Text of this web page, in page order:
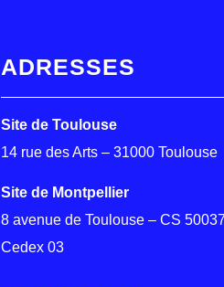
ADRESSES
Site de Toulouse
14 rue des Arts – 31000 Toulouse
Site de Montpellier
8 avenue de Toulouse – CS
Cedex 03